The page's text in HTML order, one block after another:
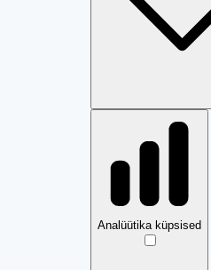
Analüütika küpsised